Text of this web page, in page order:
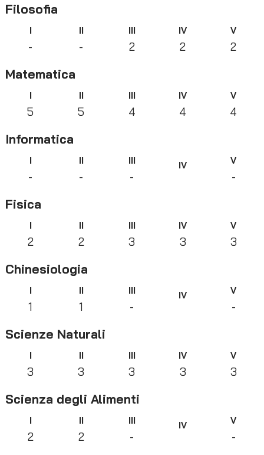
Filosofia
I
-
II
-
III
2
IV
2
V
2
Matematica
I
5
II
5
III
4
IV
4
V
4
Informatica
I
-
II
-
III
-
IV V
-
Fisica
I
2
II
2
III
3
IV
3
V
3
Chinesiologia
I
1
II
1
III
-
IV V
-
Scienze Naturali
I
3
II
3
III
3
IV
3
V
3
Scienza degli Alimenti
I
2
II
2
III
-
IV V
-